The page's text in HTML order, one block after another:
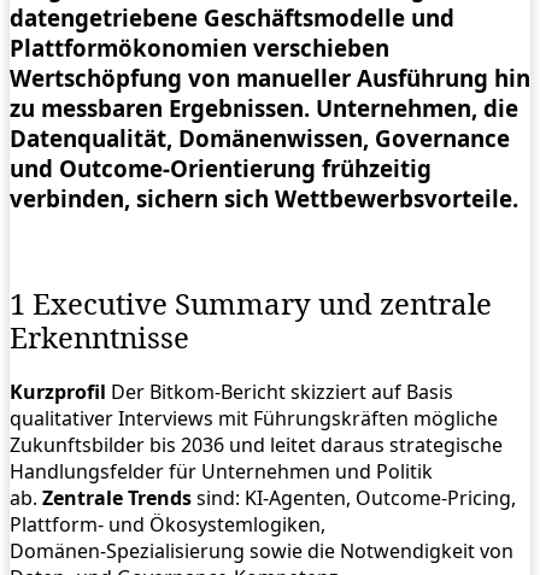
datengetriebene Geschäftsmodelle und
Plattformökonomien verschieben
Wertschöpfung von manueller Ausführung hin
zu messbaren Ergebnissen. Unternehmen, die
Datenqualität, Domänenwissen, Governance
und Outcome‑Orientierung frühzeitig
verbinden, sichern sich Wettbewerbsvorteile.
1 Executive Summary und zentrale
Erkenntnisse
Kurzprofil Der Bitkom‑Bericht skizziert auf Basis
qualitativer Interviews mit Führungskräften mögliche
Zukunftsbilder bis 2036 und leitet daraus strategische
Handlungsfelder für Unternehmen und Politik
ab. Zentrale Trendssind: KI‑Agenten, Outcome‑Pricing,
Plattform‑ und Ökosystemlogiken,
Domänen‑Spezialisierung sowie die Notwendigkeit von